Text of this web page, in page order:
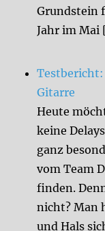
Grundstein
Jahr im Mai
Testbericht:
Gitarre
Heute
keine
ganz
vom Team
finden.
nicht? Man
und Hals